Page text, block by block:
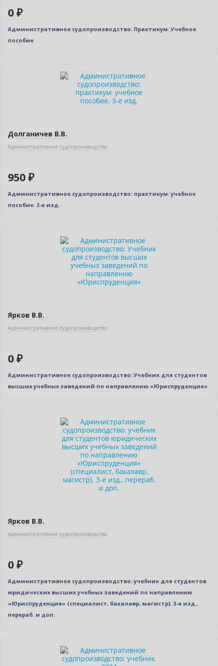
0 ₽
Административное судопроизводство: Практикум: Учебное
пособие
Долганичев В.В.
Административное судопроизводство
950 ₽
Административное судопроизводство: практикум: учебное
пособие. 3-е изд.
Ярков В.В.
Административное судопроизводство
0 ₽
Административное судопроизводство: Учебник для студентов
высших учебных заведений по направлению «Юриспруденция»
Ярков В.В.
Административное судопроизводство
0 ₽
Административное судопроизводство: учебник для студентов
юридических высших учебных заведений по направлению
«Юриспруденция» (специалист, бакалавр, магистр). 3-е изд.,
перераб. и доп.